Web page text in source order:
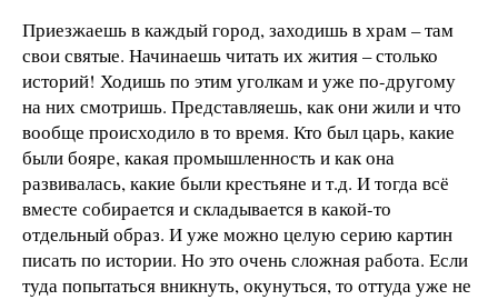
Приезжаешь в каждый город, заходишь в храм – там
свои святые. Начинаешь читать их жития – столько
историй! Ходишь по этим уголкам и уже по-другому
на них смотришь. Представляешь, как они жили и что
вообще происходило в то время. Кто был царь, какие
были бояре, какая промышленность и как она
развивалась, какие были крестьяне и т.д. И тогда всё
вместе собирается и складывается в какой-то
отдельный образ. И уже можно целую серию картин
писать по истории. Но это очень сложная работа. Если
туда попытаться вникнуть, окунуться, то оттуда уже не